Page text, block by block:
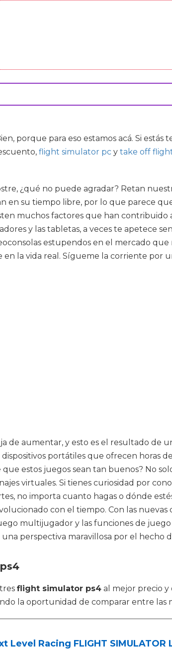
porque para eso estamos acá. Si
flight simulator pc y take off
¿qué no puede agradar? Retan
en su tiempo libre, por lo que parece
muchos factores que han
y las tabletas, a veces te apetece
estupendos en el mercado que
la vida real. Sígueme la corriente por
de aumentar, y esto es el resultado de
portátiles que ofrecen horas
estos juegos sean tan buenos? No
virtuales. Si tienes curiosidad por
no importa cuanto hagas o dónde
con el tiempo. Con las
multijugador y las funciones de
perspectiva maravillosa por el hecho
flight simulator ps4 al mejor precio y
la oportunidad de comparar entre las
Level Racing FLIGHT SIMULATOR